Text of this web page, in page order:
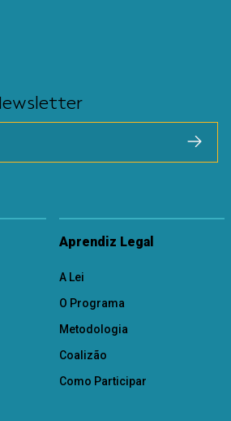
Aprendiz Legal
A Lei
O Programa
Metodologia
Coalizão
Como Participar